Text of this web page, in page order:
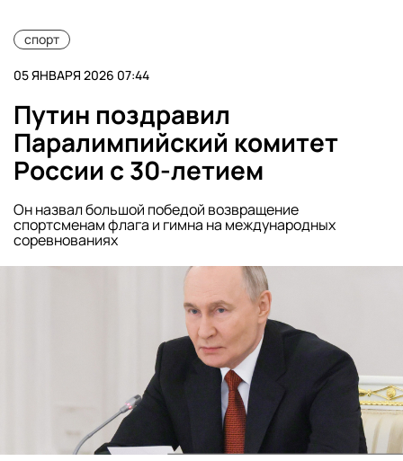
спорт
05 ЯНВАРЯ 2026 07:44
Путин поздравил
Паралимпийский комитет
России с 30-летием
Он назвал большой победой возвращение
спортсменам флага и гимна на международных
соревнованиях